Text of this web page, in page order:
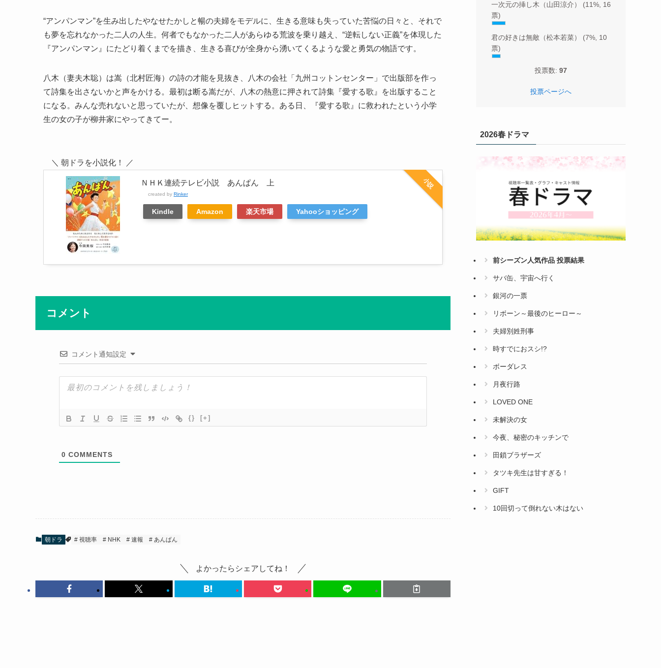
“アンパンマン”を生み出したやなせたかしと暢の夫婦をモデルに、生きる意味も失っていた苦悩の日々と、それで
も夢を忘れなかった二人の人生。何者でもなかった二人があらゆる荒波を乗り越え、“逆転しない正義”を体現した
『アンパンマン』にたどり着くまでを描き、生きる喜びが全身から湧いてくるような愛と勇気の物語です。
八木（妻夫木聡）は嵩（北村匠海）の詩の才能を見抜き、八木の会社「九州コットンセンター」で出版部を作っ
て詩集を出さないかと声をかける。最初は断る嵩だが、八木の熱意に押されて詩集『愛する歌』を出版すること
になる。みんな売れないと思っていたが、想像を覆しヒットする。ある日、『愛する歌』に救われたという小学
生の女の子が柳井家にやってきてー。
＼ 朝ドラを小説化！ ／
ＮＨＫ連続テレビ小説 あんぱん 上
created by Rinker
Kindle Amazon 楽天市場 Yahooショッピング
小説
コメント
コメント通知設定
{} [+]
0 COMMENTS
朝ドラ 視聴率 NHK 速報 あんぱん
よかったらシェアしてね！
一次元の挿し木（山田涼介） (11%, 16
票)
君の好きは無敵（松本若菜） (7%, 10
票)
投票数: 97
投票ページへ
2026春ドラマ
前シーズン人気作品 投票結果
サバ缶、宇宙へ行く
銀河の一票
リボーン～最後のヒーロー～
夫婦別姓刑事
時すでにおスシ!?
ボーダレス
月夜行路
LOVED ONE
未解決の女
今夜、秘密のキッチンで
田鎖ブラザーズ
タツキ先生は甘すぎる！
GIFT
10回切って倒れない木はない